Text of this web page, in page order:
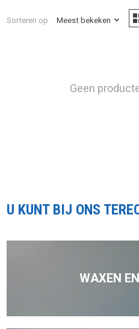
Sorteren op Meest bekeken
Geen
U KUNT BIJ ONS
WAXEN